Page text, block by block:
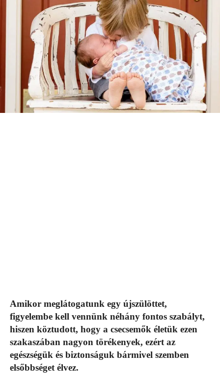
Amikor meglátogatunk egy újszülöttet,
figyelembe kell vennünk néhány fontos szabályt,
hiszen köztudott, hogy a csecsemők életük ezen
szakaszában nagyon törékenyek, ezért az
egészségük és biztonságuk bármivel szemben
elsőbbséget élvez.